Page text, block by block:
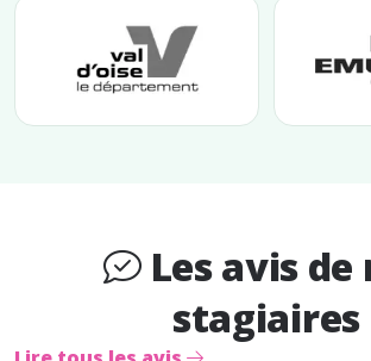
Les avis de
stagiaires